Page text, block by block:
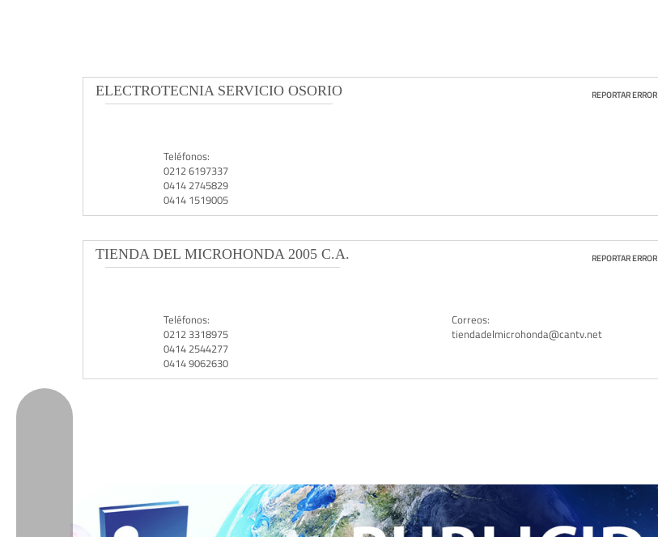
ELECTROTECNIA SERVICIO OSORIO
Teléfonos:
0212 6197337
0414 2745829
0414 1519005
REPORTAR ERROR
TIENDA DEL MICROHONDA 2005 C.A.
Teléfonos:
0212 3318975
0414 2544277
0414 9062630
Correos:
tiendadelmicrohonda@cantv.net
REPORTAR ERROR